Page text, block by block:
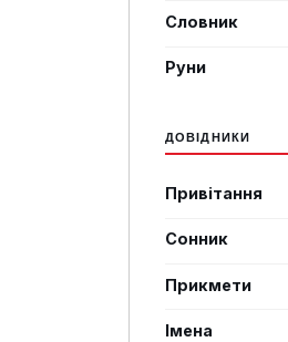
Словник
Руни
ДОВІДНИКИ
Привітання
Сонник
Прикмети
Імена